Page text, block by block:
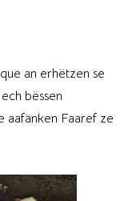
an erhëtzen se
bëssen
aafänken Faaref ze